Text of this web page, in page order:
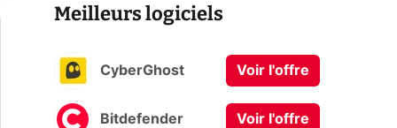
Meilleurs logiciels
CyberGhost Voir l'offre
Bitdefender Voir l'offre